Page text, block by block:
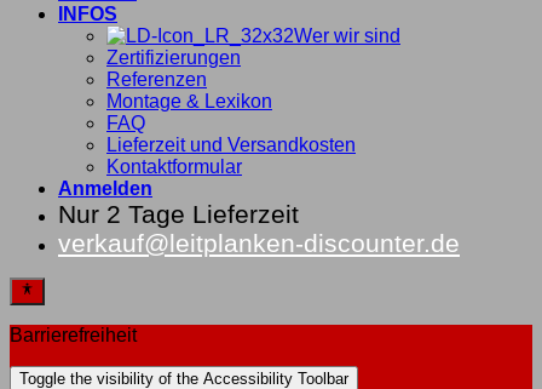
INFOS
Wer wir sind
Zertifizierungen
Referenzen
Montage & Lexikon
FAQ
Lieferzeit und Versandkosten
Kontaktformular
Anmelden
Nur 2 Tage Lieferzeit
verkauf@leitplanken-discounter.de
Barrierefreiheit
Toggle the visibility of the Accessibility Toolbar